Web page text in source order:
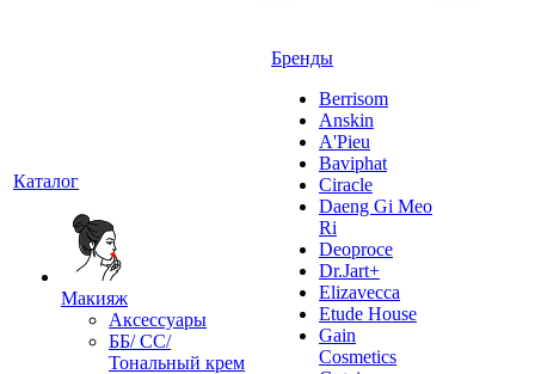
Каталог
Макияж
Аксессуары
ББ/ СС/
Тональный крем
Бренды
Berrisom
Anskin
A'Pieu
Baviphat
Ciracle
Daeng Gi Meo
Ri
Deoproce
Dr.Jart+
Elizavecca
Etude House
Gain
Cosmetics